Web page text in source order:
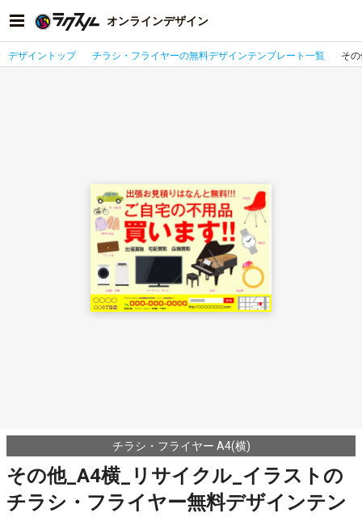
オンラインデザイン
デザイントップ チラシ・フライヤーの無料デザインテンプレート一覧 そ
チラシ・フライヤー A4(横)
その他_A4横_リサイクル_イラストの
チラシ・フライヤー無料デザインテン